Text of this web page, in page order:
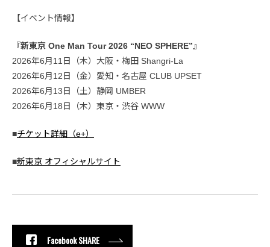
【イベント情報】
『新東京 One Man Tour 2026 “NEO SPHERE”』
2026年6月11日（木）大阪・梅田 Shangri-La
2026年6月12日（金）愛知・名古屋 CLUB UPSET
2026年6月13日（土）静岡 UMBER
2026年6月18日（木）東京・渋谷 WWW
■チケット詳細（e+）
■新東京 オフィシャルサイト
Facebook SHARE